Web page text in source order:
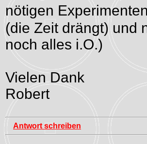
nötigen
(die Zeit drängt) und
noch alles i.O.)
Vielen Dank
Robert
Antwort schreiben